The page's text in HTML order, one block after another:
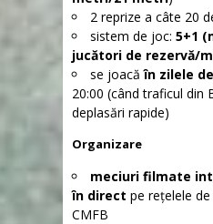
2 reprize a câte 20
sistem de joc: 5+1
jucători de rezervă/
se joacăîn zilele
20:00 (când traficul din
deplasări rapide)
Organizare
meciuri filmate
în direct pe rețelele
CMFB